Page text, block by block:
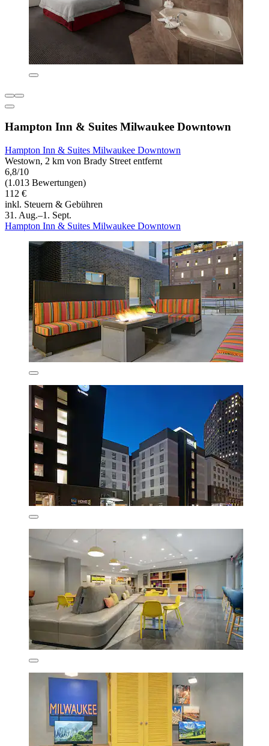
Hampton Inn & Suites Milwaukee Downtown
Hampton Inn & Suites Milwaukee Downtown
Westown, 2 km von Brady Street entfernt
6,8/10
(1.013 Bewertungen)
112 €
inkl. Steuern & Gebühren
31. Aug.–1. Sept.
Hampton Inn & Suites Milwaukee Downtown